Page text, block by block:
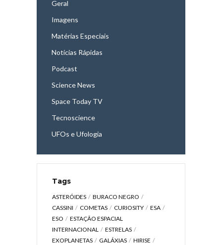
Geral
Imagens
Matérias Especiais
Notícias Rápidas
Podcast
Science News
Space Today TV
Tecnoscience
UFOs e Ufologia
Tags
ASTERÓIDES
BURACO NEGRO
CASSINI
COMETAS CURIOSITY
ESA
ESO
ESTAÇÃO ESPACIAL
INTERNACIONAL
ESTRELAS
EXOPLANETAS
GALÁXIAS
HIRISE